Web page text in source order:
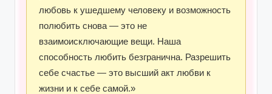
любовь к ушедшему человеку и возможность
полюбить снова — это не
взаимоисключающие вещи. Наша
способность любить безгранична. Разрешить
себе счастье — это высший акт любви к
жизни и к себе самой.»